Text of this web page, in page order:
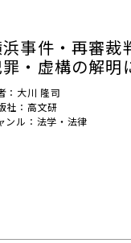
事件・再審裁
・虚構の解明
：大川 隆司
社：高文研
ンル：法学・法律